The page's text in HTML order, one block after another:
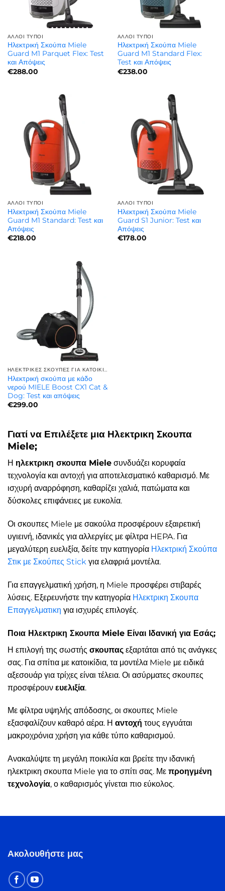
ΆΛΛΟΙ ΤΎΠΟΙ
Ηλεκτρική Σκούπα Miele
Guard M1 Parquet Flex: Test
και Απόψεις
€288.00
ΆΛΛΟΙ ΤΎΠΟΙ
Ηλεκτρική Σκούπα Miele
Guard M1 Standard Flex:
Test και Απόψεις
€238.00
ΆΛΛΟΙ ΤΎΠΟΙ
Ηλεκτρική Σκούπα Miele
Guard M1 Standard: Test και
Απόψεις
€218.00
ΆΛΛΟΙ ΤΎΠΟΙ
Ηλεκτρική Σκούπα Miele
Guard S1 Junior: Test και
Απόψεις
€178.00
ΗΛΕΚΤΡΙΚΈΣ ΣΚΟΎΠΕΣ ΓΙΑ ΚΑΤΟΙΚΊΔΙΑ | ΓΙΑ ΤΡΊΧΕΣ ΚΑΤΟΙΚΙΔΊΩΝ
Ηλεκτρική σκούπα με κάδο
νερού MIELE Boost CX1 Cat &
Dog: Test και απόψεις
€299.00
Γιατί να Επιλέξετε μια Ηλεκτρικη Σκουπα
Miele;
Η ηλεκτρικη σκουπα Miele συνδυάζει κορυφαία
τεχνολογία και αντοχή για αποτελεσματικό καθαρισμό. Με
ισχυρή αναρρόφηση, καθαρίζει χαλιά, πατώματα και
δύσκολες επιφάνειες με ευκολία.
Οι σκουπες Miele με σακούλα προσφέρουν εξαιρετική
υγιεινή, ιδανικές για αλλεργίες με φίλτρα HEPA. Για
μεγαλύτερη ευελιξία, δείτε την κατηγορία Ηλεκτρική Σκούπα
Στικ με Σκούπες Stick για ελαφριά μοντέλα.
Για επαγγελματική χρήση, η Miele προσφέρει στιβαρές
λύσεις. Εξερευνήστε την κατηγορία Ηλεκτρικη Σκουπα
Επαγγελματικη για ισχυρές επιλογές.
Ποια Ηλεκτρικη Σκουπα Miele Είναι Ιδανική για Εσάς;
Η επιλογή της σωστής σκουπας εξαρτάται από τις ανάγκες
σας. Για σπίτια με κατοικίδια, τα μοντέλα Miele με ειδικά
αξεσουάρ για τρίχες είναι τέλεια. Οι ασύρματες σκουπες
προσφέρουν ευελιξία.
Με φίλτρα υψηλής απόδοσης, οι σκουπες Miele
εξασφαλίζουν καθαρό αέρα. Η αντοχή τους εγγυάται
μακροχρόνια χρήση για κάθε τύπο καθαρισμού.
Ανακαλύψτε τη μεγάλη ποικιλία και βρείτε την ιδανική
ηλεκτρικη σκουπα Miele για το σπίτι σας. Με προηγμένη
τεχνολογία, ο καθαρισμός γίνεται πιο εύκολος.
Ακολουθήστε μας